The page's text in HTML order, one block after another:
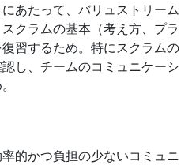
あたって、バリュストリーム
クラムの基本（考え方、プラ
習するため。特にスクラムの
し、チームのコミュニケーシ
的かつ負担の少ないコミュニ